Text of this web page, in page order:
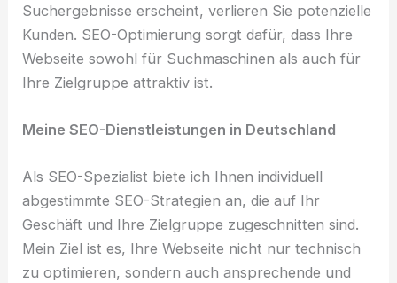
Suchergebnisse erscheint, verlieren Sie potenzielle
Kunden. SEO-Optimierung sorgt dafür, dass Ihre
Webseite sowohl für Suchmaschinen als auch für
Ihre Zielgruppe attraktiv ist.
Meine SEO-Dienstleistungen in Deutschland
Als SEO-Spezialist biete ich Ihnen individuell
abgestimmte SEO-Strategien an, die auf Ihr
Geschäft und Ihre Zielgruppe zugeschnitten sind.
Mein Ziel ist es, Ihre Webseite nicht nur technisch
zu optimieren, sondern auch ansprechende und